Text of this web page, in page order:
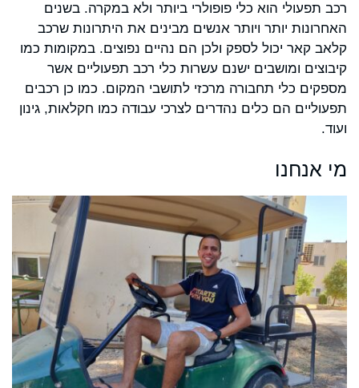
רכב תפעולי הוא כלי פופולרי ביותר ולא במקרה. בשנים
האחרונות יותר ויותר אנשים מבינים את היתרונות שרכב
קלאב קאר יכול לספק ולכן הם נהיים נפוצים. במקומות כמו
קיבוצים ומושבים ישנם עשרות כלי רכב תפעוליים אשר
מספקים כלי תחבורה מרכזי לתושבי המקום. כמו כן רכבים
תפעוליים הם כלים נהדרים לצרכי עבודה כמו חקלאות, גינון
ועוד.
מי אנחנו